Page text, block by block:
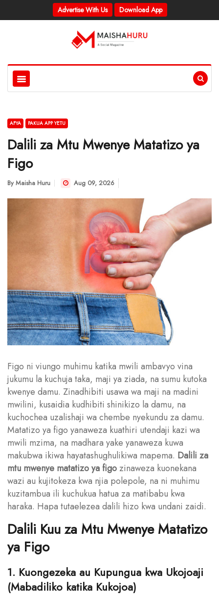
Advertise With Us Download App
AFYA PAKUA APP YETU
Dalili za Mtu Mwenye Matatizo ya
Figo
By Maisha Huru Aug 09, 2026
Figo ni viungo muhimu katika mwili ambavyo vina
jukumu la kuchuja taka, maji ya ziada, na sumu kutoka
kwenye damu. Zinadhibiti usawa wa maji na madini
mwilini, kusaidia kudhibiti shinikizo la damu, na
kuchochea uzalishaji wa chembe nyekundu za damu.
Matatizo ya figo yanaweza kuathiri utendaji kazi wa
mwili mzima, na madhara yake yanaweza kuwa
makubwa ikiwa hayatashughulikiwa mapema. Dalili za
mtu mwenye matatizo ya figozinaweza kuonekana
wazi au kujitokeza kwa njia polepole, na ni muhimu
kuzitambua ili kuchukua hatua za matibabu kwa
haraka. Hapa tutaelezea dalili hizo kwa undani zaidi.
Dalili Kuu za Mtu Mwenye Matatizo
ya Figo
1. Kuongezeka au Kupungua kwa Ukojoaji
(Mabadiliko katika Kukojoa)